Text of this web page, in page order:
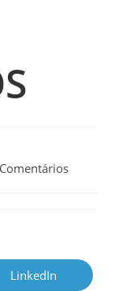
LinkedIn